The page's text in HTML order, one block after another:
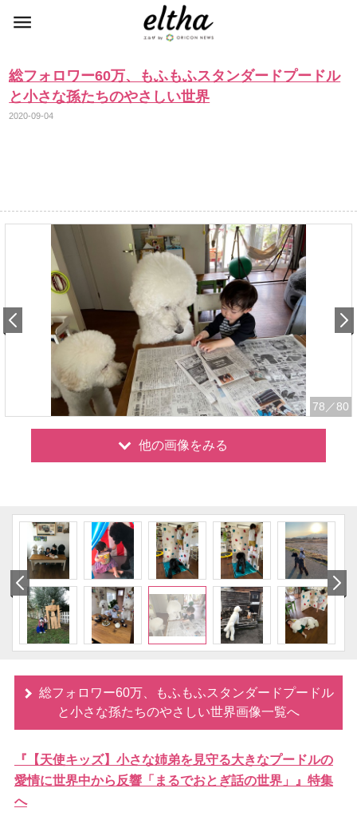
総フォロワー60万、もふもふスタンダードプードル
と小さな孫たちのやさしい世界
2020-09-04
78 ／80
他の画像をみる
総フォロワー60万、もふもふスタンダードプードル
と小さな孫たちのやさしい世界画像一覧へ
『【天使キッズ】小さな姉弟を見守る大きなプードルの
愛情に世界中から反響「まるでおとぎ話の世界」』特集
へ